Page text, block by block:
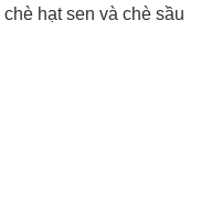
hạt sen và chè sầu